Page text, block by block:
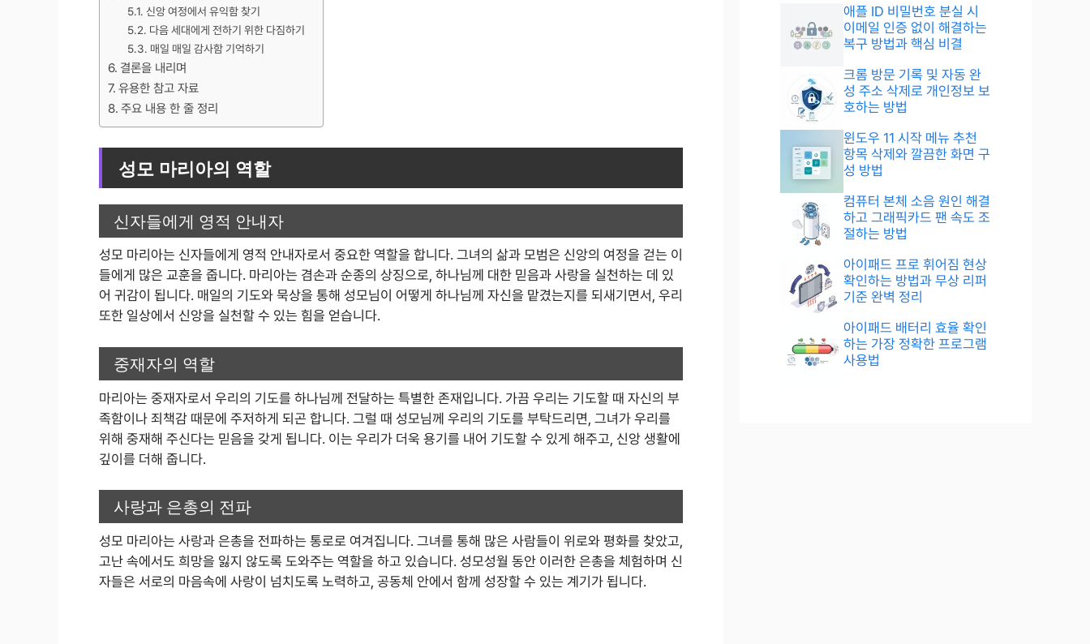
신앙 여정에서 유익함 찾기
다음 세대에게 전하기 위한 다짐하기
매일 매일 감사함 기억하기
결론을 내리며
유용한 참고 자료
주요 내용 한 줄 정리
성모 마리아의 역할
신자들에게 영적 안내자
성모 마리아는 신자들에게 영적 안내자로서 중요한 역할을 합니다. 그녀의 삶과 모범은 신앙의 여정을 걷는 이
들에게 많은 교훈을 줍니다. 마리아는 겸손과 순종의 상징으로, 하나님께 대한 믿음과 사랑을 실천하는 데 있
어 귀감이 됩니다. 매일의 기도와 묵상을 통해 성모님이 어떻게 하나님께 자신을 맡겼는지를 되새기면서, 우리
또한 일상에서 신앙을 실천할 수 있는 힘을 얻습니다.
중재자의 역할
마리아는 중재자로서 우리의 기도를 하나님께 전달하는 특별한 존재입니다. 가끔 우리는 기도할 때 자신의 부
족함이나 죄책감 때문에 주저하게 되곤 합니다. 그럴 때 성모님께 우리의 기도를 부탁드리면, 그녀가 우리를
위해 중재해 주신다는 믿음을 갖게 됩니다. 이는 우리가 더욱 용기를 내어 기도할 수 있게 해주고, 신앙 생활에
깊이를 더해 줍니다.
사랑과 은총의 전파
성모 마리아는 사랑과 은총을 전파하는 통로로 여겨집니다. 그녀를 통해 많은 사람들이 위로와 평화를 찾았고,
고난 속에서도 희망을 잃지 않도록 도와주는 역할을 하고 있습니다. 성모성월 동안 이러한 은총을 체험하며 신
자들은 서로의 마음속에 사랑이 넘치도록 노력하고, 공동체 안에서 함께 성장할 수 있는 계기가 됩니다.
애플 ID 비밀번호 분실 시
이메일 인증 없이 해결하는
복구 방법과 핵심 비결
크롬 방문 기록 및 자동 완
성 주소 삭제로 개인정보 보
호하는 방법
윈도우 11 시작 메뉴 추천
항목 삭제와 깔끔한 화면 구
성 방법
컴퓨터 본체 소음 원인 해결
하고 그래픽카드 팬 속도 조
절하는 방법
아이패드 프로 휘어짐 현상
확인하는 방법과 무상 리퍼
기준 완벽 정리
아이패드 배터리 효율 확인
하는 가장 정확한 프로그램
사용법